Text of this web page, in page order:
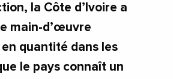
la Côte d’Ivoire a
main-d’œuvre
quantité dans les
le pays connaît un